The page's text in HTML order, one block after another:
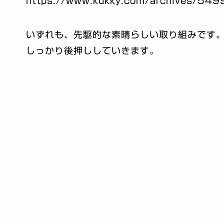
いずれも、先駆的な素晴らしい取り組みです
しっかり後押ししていきます。